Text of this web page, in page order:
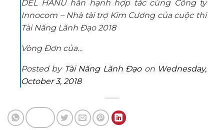
DEL HANU hân hạnh hợp tác cùng Công ty
Innocom – Nhà tài trợ Kim Cương của cuộc thi
Tài Năng Lãnh Đạo 2018
Vòng Đơn của…
Posted by Tài Năng Lãnh Đạoon Wednesday,
October 3, 2018